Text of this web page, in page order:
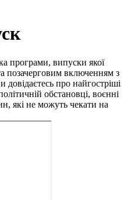
програми, випуски якої
позачерговим включенням з
про найгостріші
обстановці, воєнні
які не можуть чекати на